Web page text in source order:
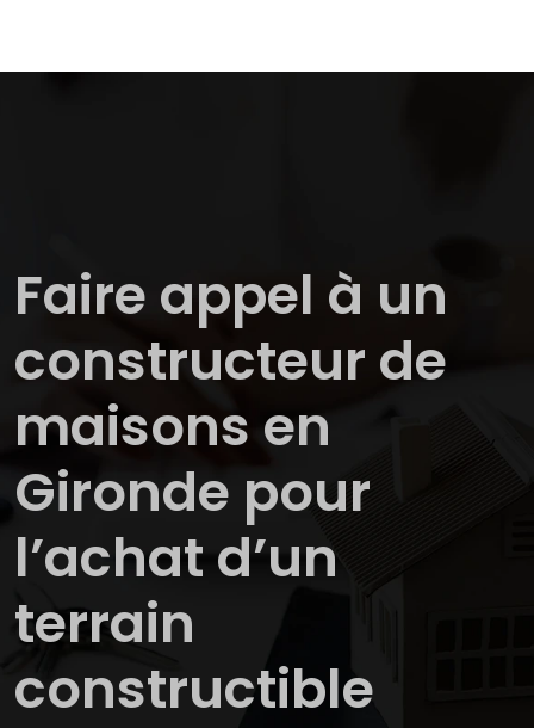
Faire appel à un
constructeur de
maisons en
Gironde pour
l’achat d’un
terrain
constructible